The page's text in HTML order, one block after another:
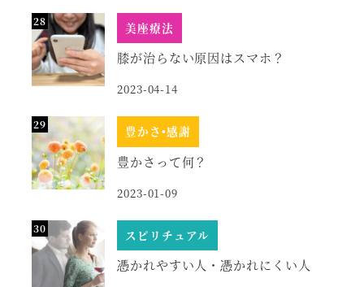
美座療法
膝が治らない原因はスマホ？
2023-04-14
豊かさ•感謝
豊かさって何？
2023-01-09
スピリチュアル
憑かれやすい人・憑かれにくい人